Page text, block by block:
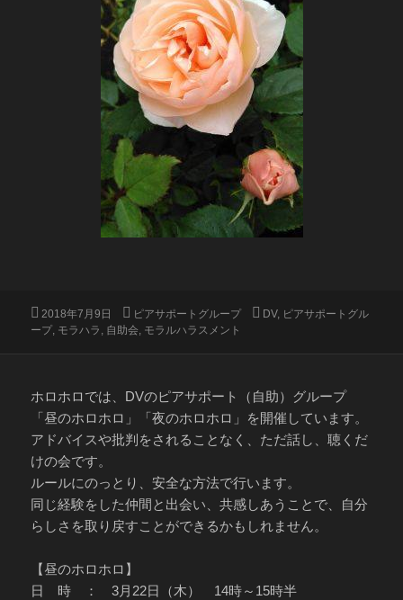
投
稿
2018年7月9日
カ
テ
ピアサポートグループ
タ
DV, ピアサポートグル
ープ, モラハラ , 自助会, モラルハラスメント
ホロホロでは、DVのピアサポート（自助）グループ
「昼のホロホロ」「夜のホロホロ」を開催しています。
アドバイスや批判をされることなく、ただ話し、聴くだ
けの会です。
ルールにのっとり、安全な方法で行います。
同じ経験をした仲間と出会い、共感しあうことで、自分
らしさを取り戻すことができるかもしれません。
【昼のホロホロ】
日 時 ： 3月22日（木） 14時～15時半